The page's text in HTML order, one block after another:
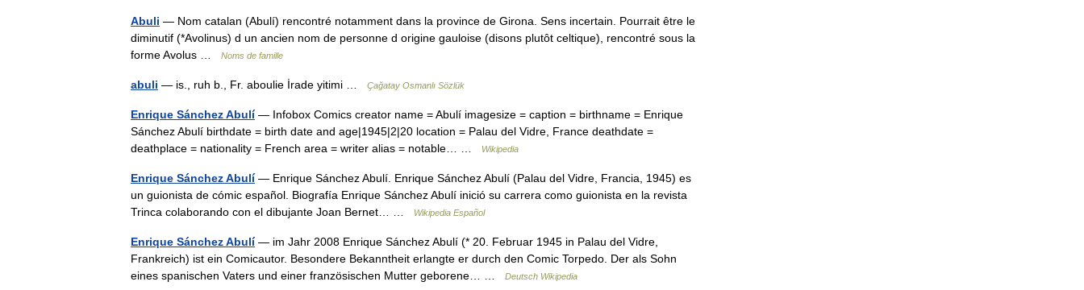
Abuli — Nom catalan (Abulí) rencontré notamment dans la province de Girona. Sens incertain. Pourrait être le
diminutif (*Avolinus) d un ancien nom de personne d origine gauloise (disons plutôt celtique), rencontré sous la
forme Avolus …
Noms de famille
abuli — is., ruh b., Fr. aboulie İrade yitimi … Çağatay Osmanlı Sözlük
Enrique Sánchez Abulí— Infobox Comics creator name = Abulí imagesize = caption = birthname = Enrique
Sánchez Abulí birthdate = birth date and age|1945|2|20 location = Palau del Vidre, France deathdate =
deathplace = nationality = French area = writer alias = notable… …
Wikipedia
Enrique Sánchez Abulí— Enrique Sánchez Abulí. Enrique Sánchez Abulí (Palau del Vidre, Francia, 1945) es
un guionista de cómic español. Biografía Enrique Sánchez Abulí inició su carrera como guionista en la revista
Trinca colaborando con el dibujante Joan Bernet… …
Wikipedia Español
Enrique Sánchez Abulí— im Jahr 2008 Enrique Sánchez Abulí (* 20. Februar 1945 in Palau del Vidre,
Frankreich) ist ein Comicautor. Besondere Bekanntheit erlangte er durch den Comic Torpedo. Der als Sohn
eines spanischen Vaters und einer französischen Mutter geborene… …
Deutsch Wikipedia